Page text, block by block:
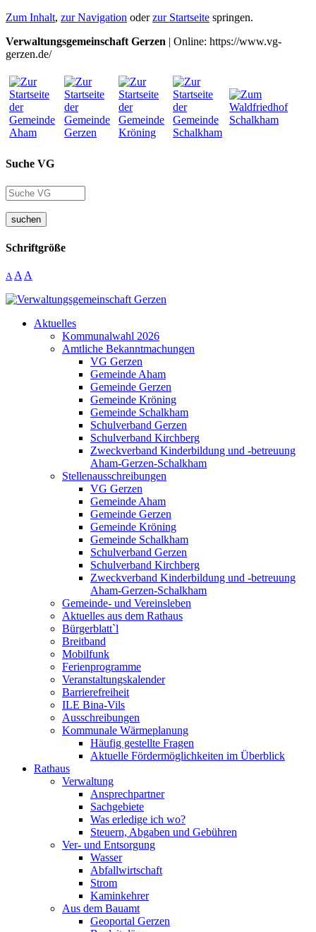
Zum Inhalt, zur Navigation oderzur Startseite springen.
Verwaltungsgemeinschaft Gerzen | Online: https://www.vg-
gerzen.de/
Suche VG
suchen
Schriftgröße
A A A
Aktuelles
Kommunalwahl 2026
Amtliche Bekanntmachungen
VG Gerzen
Gemeinde Aham
Gemeinde Gerzen
Gemeinde Kröning
Gemeinde Schalkham
Schulverband Gerzen
Schulverband Kirchberg
Zweckverband Kinderbildung und -betreuung
Aham-Gerzen-Schalkham
Stellenausschreibungen
VG Gerzen
Gemeinde Aham
Gemeinde Gerzen
Gemeinde Kröning
Gemeinde Schalkham
Schulverband Gerzen
Schulverband Kirchberg
Zweckverband Kinderbildung und -betreuung
Aham-Gerzen-Schalkham
Gemeinde- und Vereinsleben
Aktuelles aus dem Rathaus
Bürgerblatt`l
Breitband
Mobilfunk
Ferienprogramme
Veranstaltungskalender
Barrierefreiheit
ILE Bina-Vils
Ausschreibungen
Kommunale Wärmeplanung
Häufig gestellte Fragen
Aktuelle Fördermöglichkeiten im Überblick
Rathaus
Verwaltung
Ansprechpartner
Sachgebiete
Was erledige ich wo?
Steuern, Abgaben und Gebühren
Ver- und Entsorgung
Wasser
Abfallwirtschaft
Strom
Kaminkehrer
Aus dem Bauamt
Geoportal Gerzen